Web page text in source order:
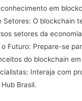
em
Setores: O blockchain
setores da
Futuro: Prepare-se
do blockchain
Interaja com
Brasil.